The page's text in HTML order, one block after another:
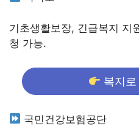
기초생활보장, 긴급복지 지
청 가능.
복지로
국민건강보험공단